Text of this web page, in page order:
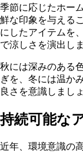
季節に応じたホー
鮮な印象を与える
にしたアイテムを
で涼しさを演出しま
秋には深みのある
ぎを、冬には温か
良さを意識しましょ
持続可能な
近年、環境意識の